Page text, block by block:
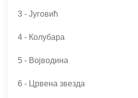
3 - Југовић
4 - Колубара
5 - Војводина
6 - Црвена звезда